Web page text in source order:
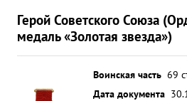
Герой Советского Союза
медаль «Золотая звезда»)
Воинская часть 69
Дата документа